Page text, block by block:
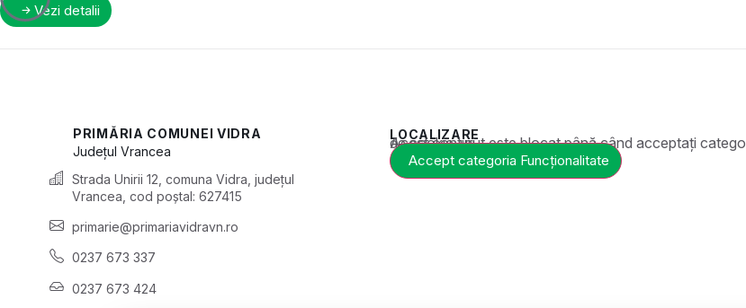
Vezi detalii
PRIMĂRIA COMUNEI VIDRA
JudețulVrancea
Strada Unirii 12, comuna Vidra, județul
Vrancea, cod poștal: 627415
primarie@primariavidravn.ro
0237 673 337
0237 673 424
LOCALIZARE
Acest conținut este blocat până când acceptați categoria corespunzătoare de cookie-uri.
Accept categoria Funcționalitate